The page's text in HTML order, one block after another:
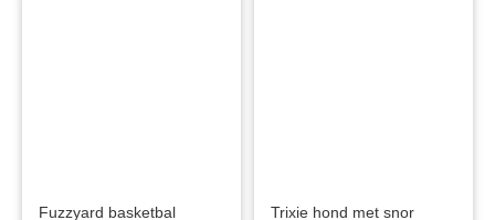
Fuzzyard basketbal
Trixie hond met snor